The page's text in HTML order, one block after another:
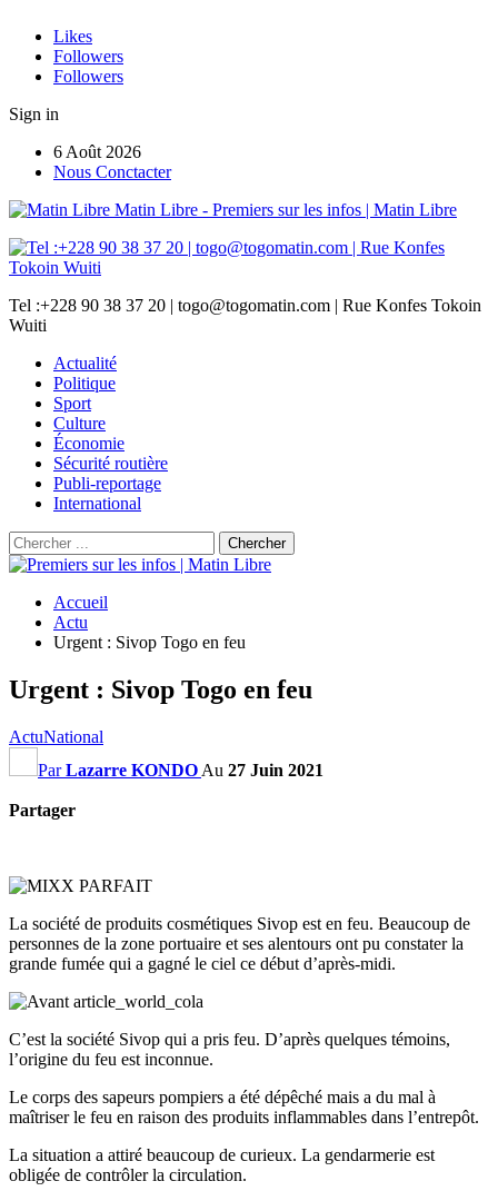
Likes
Followers
Followers
Sign in
6 Août 2026
Nous Conctacter
Matin Libre - Premiers sur les infos | Matin Libre
Tel :+228 90 38 37 20 | togo@togomatin.com | Rue Konfes Tokoin
Wuiti
Actualité
Politique
Sport
Culture
Économie
Sécurité routière
Publi-reportage
International
Accueil
Actu
Urgent : Sivop Togo en feu
Urgent : Sivop Togo en feu
ActuNational
ParLazarre KONDO Au 27 Juin 2021
Partager
La société de produits cosmétiques Sivop est en feu. Beaucoup de
personnes de la zone portuaire et ses alentours ont pu constater la
grande fumée qui a gagné le ciel ce début d’après-midi.
C’est la société Sivop qui a pris feu. D’après quelques témoins,
l’origine du feu est inconnue.
Le corps des sapeurs pompiers a été dépêché mais a du mal à
maîtriser le feu en raison des produits inflammables dans l’entrepôt.
La situation a attiré beaucoup de curieux. La gendarmerie est
obligée de contrôler la circulation.